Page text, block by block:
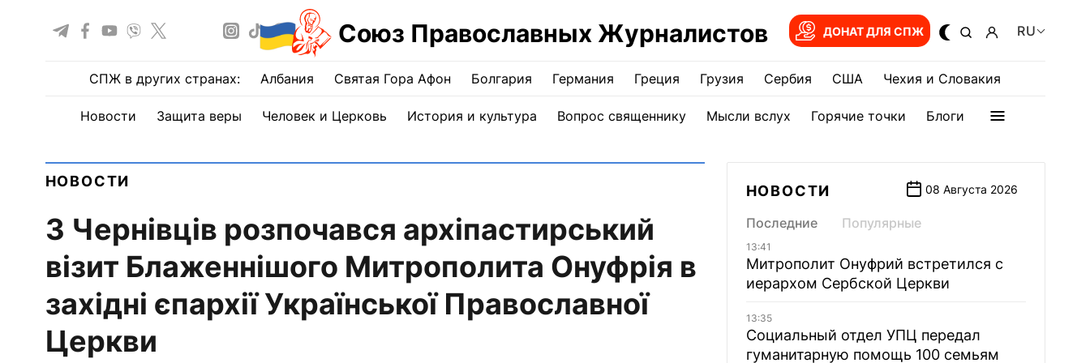
Союз Православных Журналистов ДОНАТ ДЛЯ СПЖ RU
СПЖ в других странах: Албания Святая Гора Афон Болгария Германия Греция Грузия Сербия США Чехия и Словакия
Новости Защита веры Человек и Церковь История и культура Вопрос священнику Мысли вслух Горячие точки Блоги
НОВОСТИ
З Чернівців розпочався архіпастирський
візит Блаженнішого Митрополита Онуфрія в
західні єпархії Української Православної
Церкви
НОВОСТИ 08 Августа 2026
Последние Популярные
13:41
Митрополит Онуфрий встретился с
иерархом Сербской Церкви
13:35
Социальный отдел УПЦ передал
гуманитарную помощь 100 семьям